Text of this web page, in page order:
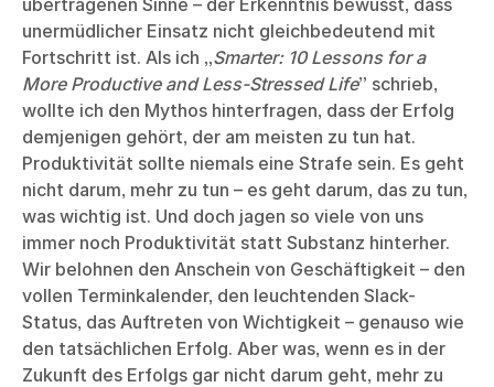
übertragenen Sinne – der Erkenntnis bewusst, dass
unermüdlicher Einsatz nicht gleichbedeutend mit
Fortschritt ist. Als ich „Smarter: 10 Lessons for a
More Productive and Less-Stressed Life” schrieb,
wollte ich den Mythos hinterfragen, dass der Erfolg
demjenigen gehört, der am meisten zu tun hat.
Produktivität sollte niemals eine Strafe sein. Es geht
nicht darum, mehr zu tun – es geht darum, das zu tun,
was wichtig ist. Und doch jagen so viele von uns
immer noch Produktivität statt Substanz hinterher.
Wir belohnen den Anschein von Geschäftigkeit – den
vollen Terminkalender, den leuchtenden Slack-
Status, das Auftreten von Wichtigkeit – genauso wie
den tatsächlichen Erfolg. Aber was, wenn es in der
Zukunft des Erfolgs gar nicht darum geht, mehr zu